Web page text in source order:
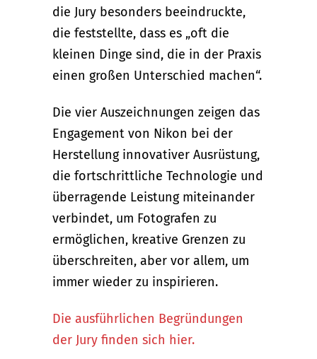
die Jury besonders beeindruckte,
die feststellte, dass es „oft die
kleinen Dinge sind, die in der Praxis
einen großen Unterschied machen“.
Die vier Auszeichnungen zeigen das
Engagement von Nikon bei der
Herstellung innovativer Ausrüstung,
die fortschrittliche Technologie und
überragende Leistung miteinander
verbindet, um Fotografen zu
ermöglichen, kreative Grenzen zu
überschreiten, aber vor allem, um
immer wieder zu inspirieren.
Die ausführlichen Begründungen
der Jury finden sich hier.